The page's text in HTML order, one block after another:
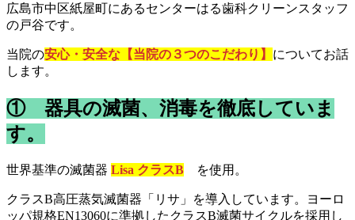
広島市中区紙屋町にあるセンターはる歯科クリーンスタッフ
の戸谷です。
当院の安心・安全な【当院の３つのこだわり】 についてお話
します。
① 器具の滅菌、消毒を徹底していま
す。
世界基準の滅菌器 Lisa クラスB を使用。
クラスB高圧蒸気滅菌器「リサ」を導入しています。ヨーロ
ッパ規格EN13060に準拠したクラスB滅菌サイクルを採用し